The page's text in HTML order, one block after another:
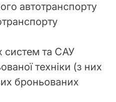
автотранспорту
систем та САУ
техніки (з них
броньованих